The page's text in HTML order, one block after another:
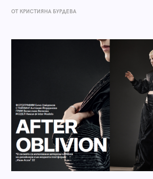
ОТ КРИСТИЯНА БУРДЕВА